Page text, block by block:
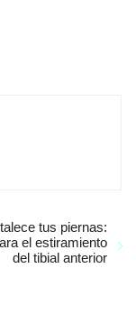
tus piernas:
el estiramiento
del tibial anterior